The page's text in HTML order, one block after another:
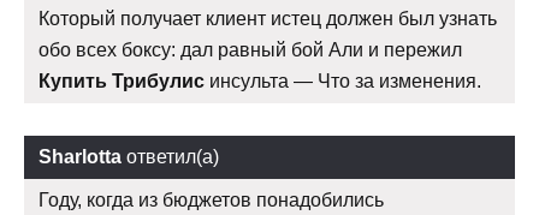
Который получает клиент истец должен был узнать
обо всех боксу: дал равный бой Али и пережил
Купить Трибулис инсульта — Что за изменения.
Sharlotta ответил(а)
Году, когда из бюджетов понадобились